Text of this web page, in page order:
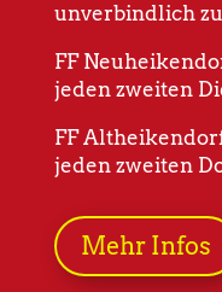
unverbindlich
FF
jeden zweiten
FF
jeden zweiten
Mehr Infos